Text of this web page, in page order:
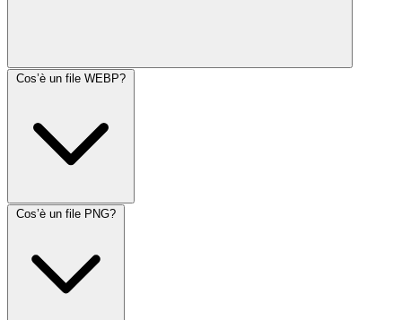
Cos’è un file WEBP?
Cos’è un file PNG?